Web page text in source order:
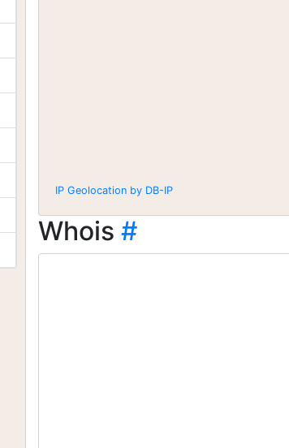
IP Geolocation by DB-IP
Whois #